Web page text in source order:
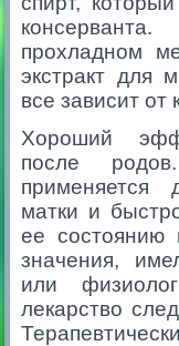
прохладном
экстракт для
все зависит от
Хороший
после
применяется
матки и
ее состоянию
значения,
или
лекарство